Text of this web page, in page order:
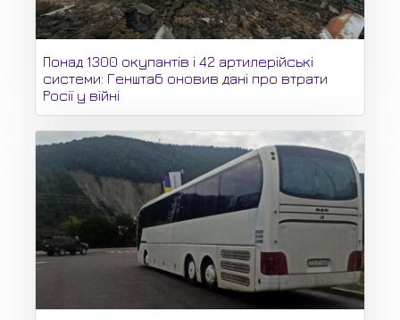
Понад 1300 окупантів і 42 артилерійські
системи: Генштаб оновив дані про втрати
Росії у війні